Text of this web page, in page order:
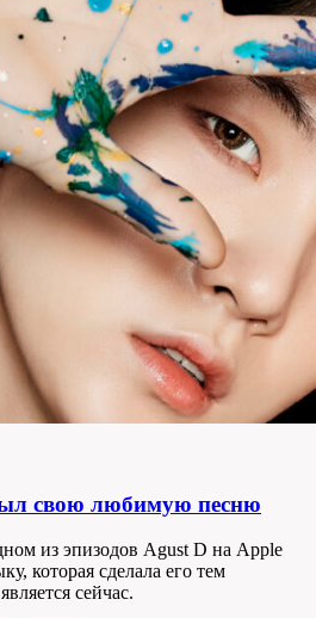
свою любимую песню
из эпизодов Agust D на Apple
которая сделала его тем
сейчас.